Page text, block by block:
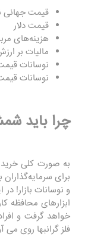
قیمت جهانی
قیمت دلار
هزینه‌های
مالیات بر
نوسانات
نوسانات
چرا باید
به صورت کلی
برای
و نوسانات بازار!
ابزارهای محافظه
خواهد گرفت و
فلز گرانبها روی می